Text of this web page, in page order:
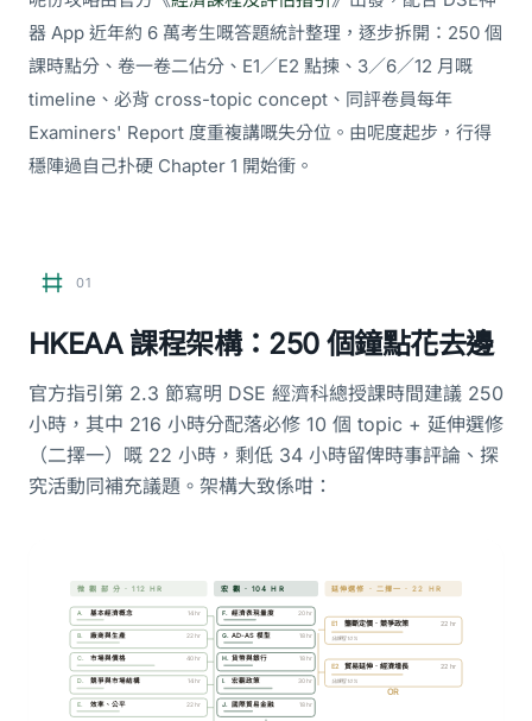
器 App 近年約 6 萬考生嘅答題統計整理，逐步拆開：250 個
課時點分、卷一卷二佔分、E1／E2 點揀、3／6／12 月嘅
timeline、必背 cross-topic concept、同評卷員每年
Examiners' Report 度重複講嘅失分位。由呢度起步，行得
穩陣過自己扑硬 Chapter 1 開始衝。
01
HKEAA 課程架構：250 個鐘點花去邊
官方指引第 2.3 節寫明 DSE 經濟科總授課時間建議 250
小時，其中 216 小時分配落必修 10 個 topic + 延伸選修
（二擇一）嘅 22 小時，剩低 34 小時留俾時事評論、探
究活動同補充議題。架構大致係咁：
微 觀 部 分 · 112 HR 宏 觀 · 104 HR 延伸選修 · 二擇一 · 22 HR
A. 基本經濟概念 14 hr
B. 廠商與生產 22 hr
C. 市場與價格 40 hr
D. 競爭與市場結構 14 hr
E. 效率、公平 22 hr
F. 經濟表現量度 20 hr
G. AD-AS 模型 18 hr
H. 貨幣與銀行 18 hr
I. 宏觀政策 30 hr
J. 國際貿易金融 18 hr
E1 壟斷定價 · 競爭政策 22 hr
佔課程 10%
E2 貿易延伸 · 經濟增長 22 hr
佔課程 10%
OR